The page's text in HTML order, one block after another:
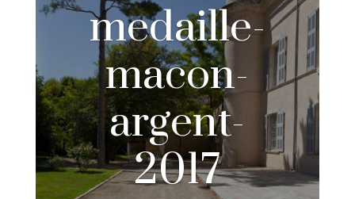
medaille-
macon-
argent-
2017